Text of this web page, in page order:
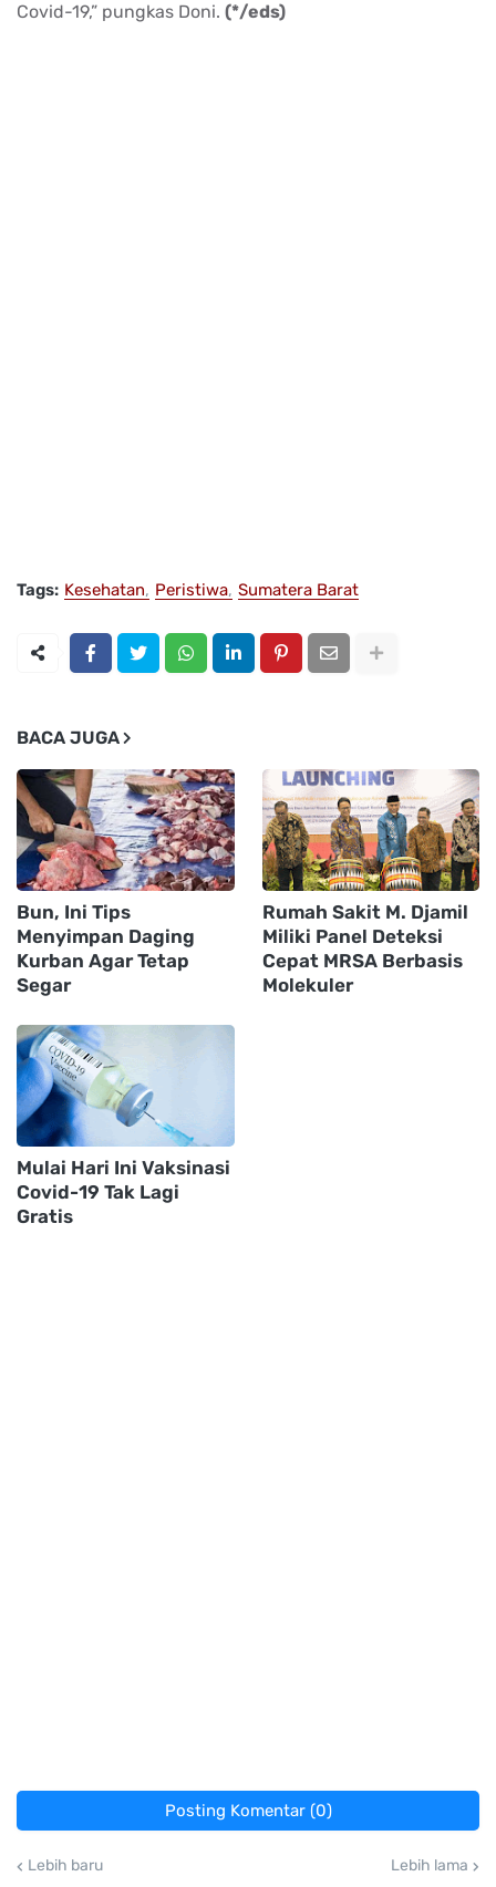
Covid-19,” pungkas Doni. (*/eds)
Tags: Kesehatan Peristiwa Sumatera Barat
BACA JUGA
Bun, Ini Tips
Menyimpan Daging
Kurban Agar Tetap
Segar
Rumah Sakit M. Djamil
Miliki Panel Deteksi
Cepat MRSA Berbasis
Molekuler
Mulai Hari Ini Vaksinasi
Covid-19 Tak Lagi
Gratis
Posting Komentar (0)
Lebih baru Lebih lama